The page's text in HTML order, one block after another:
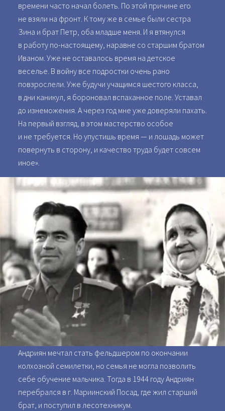
времени часто начал болеть. По этой причине его
не взяли на фронт. К тому же в семье были сестра
Зина и брат Петр, оба младше меня. И я втянулся
в работу по-настоящему, наравне со старшим братом
Иваном. Уже не оставалось время на детское
веселье. В войну все подростки очень рано
повзрослели. Уже будучи учащимся шестого класса,
в дни каникул, я бороновал вспаханное поле. Уставал
до изнеможения. А через год мне уже доверяли пахать.
На первый взгляд, в этом мастерство особое
и не требуется. Но упустишь время — и лошадь может
повернуть в сторону, и качество труда будет совсем
иное».
Андриян мечтал стать фельдшером по окончании
колхозной семилетки, но семья не могла позволить
себе обучение мальчика. Тогда в 1944 году Андриян
перебрался в г. Мариинский Посад, где жил старший
брат, и поступил в лесотехникум.